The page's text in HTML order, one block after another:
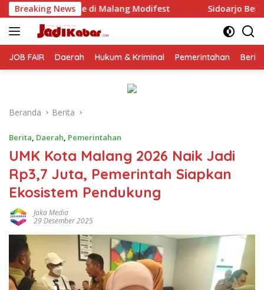
Langsung
ke
konten
Breaking News
Modifest Sidoarjo Bersiap Berubah, Sekda
JOB FAIR Daerah Hukum & Kriminal Pemerintahan
Beranda Berita
Berita, Daerah, Pemerintahan
UMK Kota Malang 2026 Naik Jadi
Rp3,7 Juta, Pemerintah Siapkan
Ekosistem Pendukung
Jaka Media
29 Desember 2025